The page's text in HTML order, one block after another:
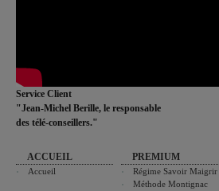
Service Client
"Jean-Michel Berille, le responsable
des télé-conseillers."
ACCUEIL
Accueil
PREMIUM
Régime Savoir Maigrir
Méthode Montignac